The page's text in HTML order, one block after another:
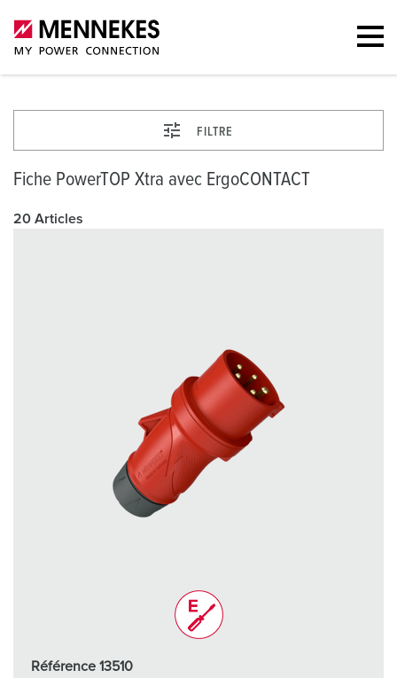
FILTRE
Fiche PowerTOP Xtra avec ErgoCONTACT
20 Articles
Référence 13510